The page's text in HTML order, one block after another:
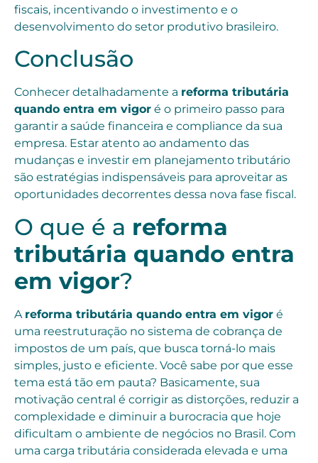
fiscais, incentivando o investimento e o
desenvolvimento do setor produtivo brasileiro.
Conclusão
Conhecer detalhadamente a reforma tributária
quando entra em vigor é o primeiro passo para
garantir a saúde financeira e compliance da sua
empresa. Estar atento ao andamento das
mudanças e investir em planejamento tributário
são estratégias indispensáveis para aproveitar as
oportunidades decorrentes dessa nova fase fiscal.
O que é a reforma
tributária quando entra
em vigor?
A reforma tributária quando entra em vigor é
uma reestruturação no sistema de cobrança de
impostos de um país, que busca torná-lo mais
simples, justo e eficiente. Você sabe por que esse
tema está tão em pauta? Basicamente, sua
motivação central é corrigir as distorções, reduzir a
complexidade e diminuir a burocracia que hoje
dificultam o ambiente de negócios no Brasil. Com
uma carga tributária considerada elevada e uma